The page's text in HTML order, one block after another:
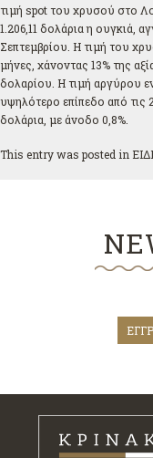
τιμή spot του χρυσού στο
1.206,11 δολάρια η ουγκιά,
Σεπτεμβρίου. Η τιμή του
μήνες, χάνοντας 13% της
δολαρίου. Η τιμή αργύρου
υψηλότερο επίπεδο από τις
δολάρια, με άνοδο 0,8%.
This entry was posted in